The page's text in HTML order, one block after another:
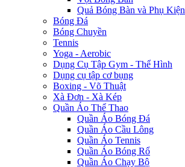
Quả Bóng Bàn và Phụ Kiện
Bóng Đá
Bóng Chuyền
Tennis
Yoga - Aerobic
Dụng Cụ Tập Gym - Thể Hình
Dụng cụ tập cơ bụng
Boxing - Võ Thuật
Xà Đơn - Xà Kép
Quần Áo Thể Thao
Quần Áo Bóng Đá
Quần Áo Cầu Lông
Quần Áo Tennis
Quần Áo Bóng Rổ
Quần Áo Chạy Bộ